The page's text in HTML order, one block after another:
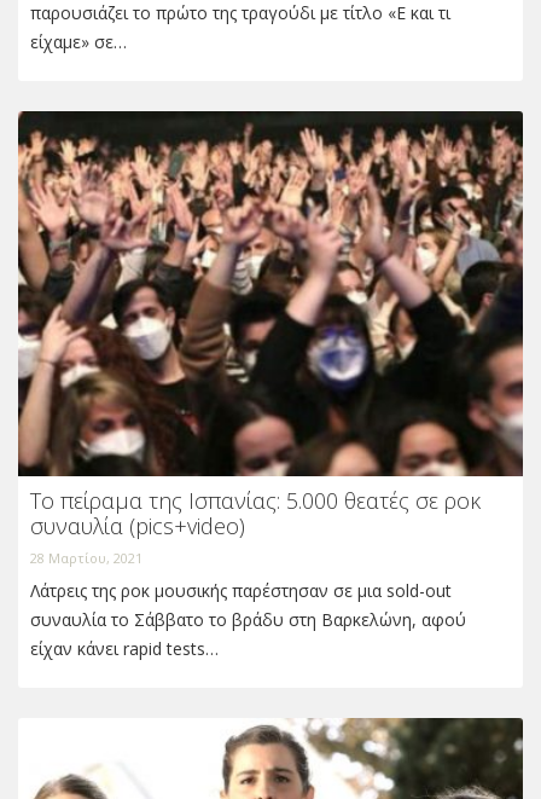
παρουσιάζει το πρώτο της τραγούδι με τίτλο «Ε και τι
είχαμε» σε…
Το πείραμα της Ισπανίας: 5.000 θεατές σε ροκ
συναυλία (pics+video)
28 Μαρτίου, 2021
Λάτρεις της ροκ μουσικής παρέστησαν σε μια sold-out
συναυλία το Σάββατο το βράδυ στη Βαρκελώνη, αφού
είχαν κάνει rapid tests…